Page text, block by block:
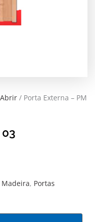
Abrir / Porta Externa – PM
Madeira, Portas